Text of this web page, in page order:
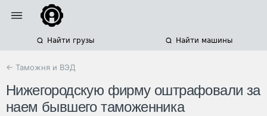
Найти грузы Найти машины
← Таможня и ВЭД
Нижегородскую фирму оштрафовали за
наем бывшего таможенника